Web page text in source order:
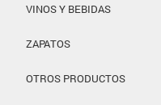
VINOS Y BEBIDAS
ZAPATOS
OTROS PRODUCTOS